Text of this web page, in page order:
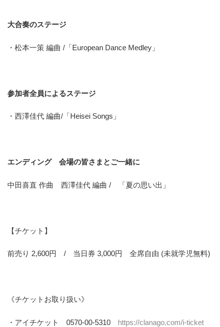
大合奏のステージ
・松本一策 編曲 /「European Dance Medley」
参加者全員によるステージ
・西澤佳代 編曲/「Heisei Songs」
エンディング 会場の皆さまとご一緒に
中田喜直 作曲 西澤佳代 編曲 / 「夏の思い出」
【チケット】
前売り 2,600円 / 当日券 3,000円 全席自由 (未就学児無料)
《チケットお取り扱い》
・アイチケット 0570-00-5310 https://clanago.com/i-ticket